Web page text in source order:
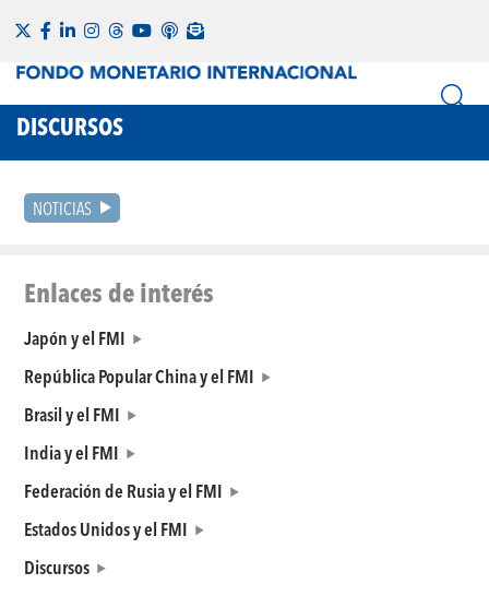
DISCURSOS
NOTICIAS
Enlaces de interés
Japón y el FMI
República Popular China y el FMI
Brasil y el FMI
India y el FMI
Federación de Rusia y el FMI
Estados Unidos y el FMI
Discursos